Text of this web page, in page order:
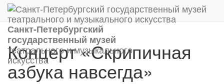
Санкт-Петербургский
государственный музей
театрального и музыкального
искусства
Концерт «Скрипичная
азбука навсегда»